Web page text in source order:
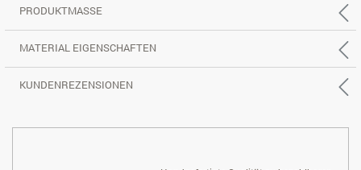
PRODUKTMASSE
MATERIAL EIGENSCHAFTEN
KUNDENREZENSIONEN